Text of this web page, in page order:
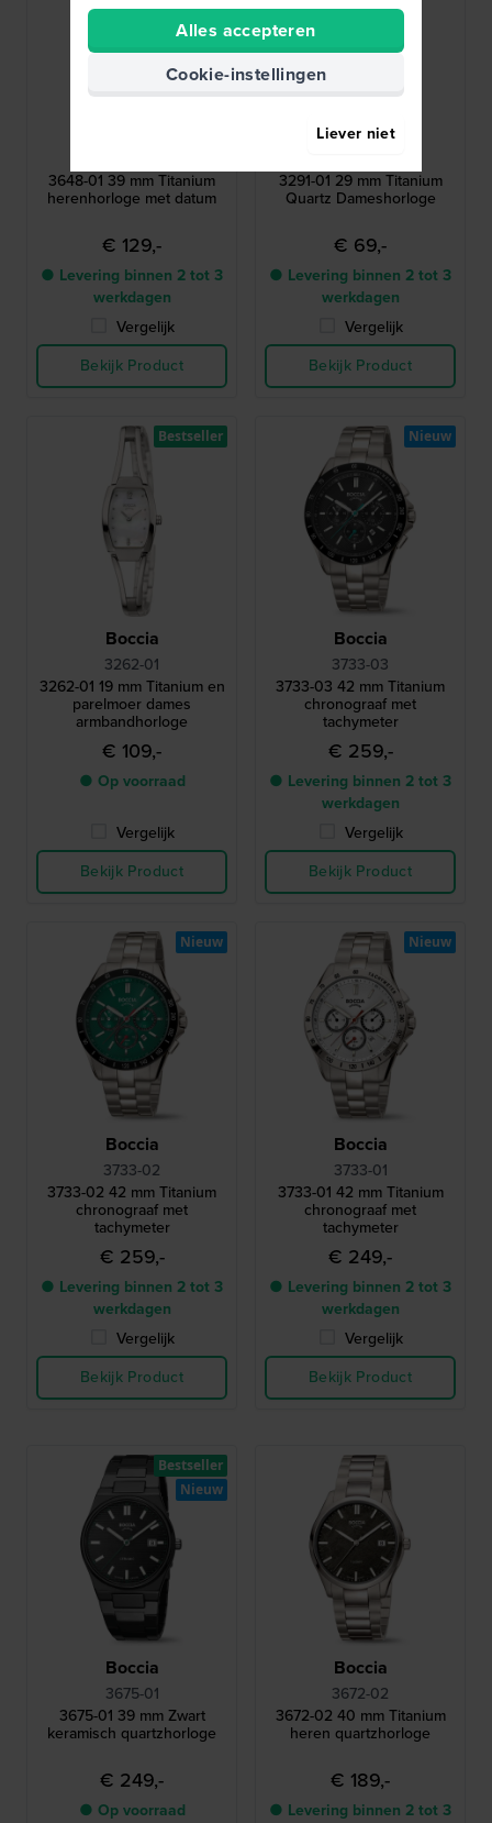
3648-01 39 mm Titanium
herenhorloge met datum
€ 129,-
● Levering binnen 2 tot 3
werkdagen
Vergelijk
Bekijk Product
Boccia
3291-01 29 mm Titanium
Quartz Dameshorloge
€ 69,-
● Levering binnen 2 tot 3
werkdagen
Vergelijk
Bekijk Product
Boccia
3262-01
3262-01 19 mm Titanium en
parelmoer dames
armbandhorloge
€ 109,-
● Op voorraad
Vergelijk
Bekijk Product
Bestseller
Boccia
3733-03
3733-03 42 mm Titanium
chronograaf met
tachymeter
€ 259,-
● Levering binnen 2 tot 3
werkdagen
Vergelijk
Bekijk Product
Nieuw
Boccia
3733-02
3733-02 42 mm Titanium
chronograaf met
tachymeter
€ 259,-
● Levering binnen 2 tot 3
werkdagen
Vergelijk
Bekijk Product
Nieuw
Boccia
3733-01
3733-01 42 mm Titanium
chronograaf met
tachymeter
€ 249,-
● Levering binnen 2 tot 3
werkdagen
Vergelijk
Bekijk Product
Nieuw
Boccia
3675-01
3675-01 39 mm Zwart
keramisch quartzhorloge
€ 249,-
● Op voorraad
Bestseller
Nieuw
Boccia
3672-02
3672-02 40 mm Titanium
heren quartzhorloge
€ 189,-
● Levering binnen 2 tot 3
Alles accepteren
Cookie-instellingen
Liever niet